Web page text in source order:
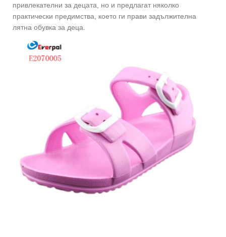
привлекателни за децата, но и предлагат няколко
практически предимства, което ги прави задължителна
лятна обувка за деца.